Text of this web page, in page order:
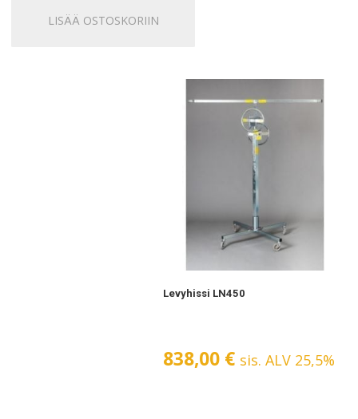
620,00 €.480,00 €.
LISÄÄ OSTOSKORIIN
Levyhissi LN450
838,00 € sis. ALV 25,5%